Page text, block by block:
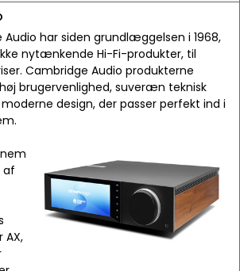
Audio har siden grundlæggelsen i 1968,
nytænkende Hi-Fi-produkter, til
Cambridge Audio produkterne
brugervenlighed, suveræn teknisk
design, der passer perfekt ind i
af
AX,